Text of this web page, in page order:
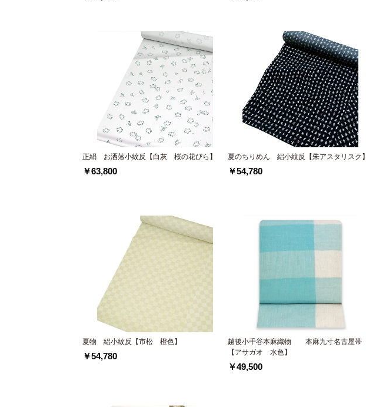
正絹 お洒落小紋反【白灰 桜の花びら】
￥63,800
夏のちりめん 絽小紋反【朱アスタリスク】
￥54,780
夏物 絽小紋反【市松 橙色】
￥54,780
越後小千谷本麻織物 本麻九寸名古屋帯
【アサガオ 水色】
￥49,500